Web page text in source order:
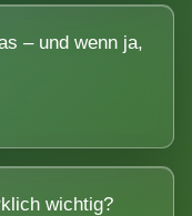
– und wenn ja,
wichtig?